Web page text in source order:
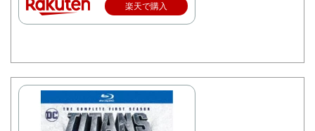
楽天で購入